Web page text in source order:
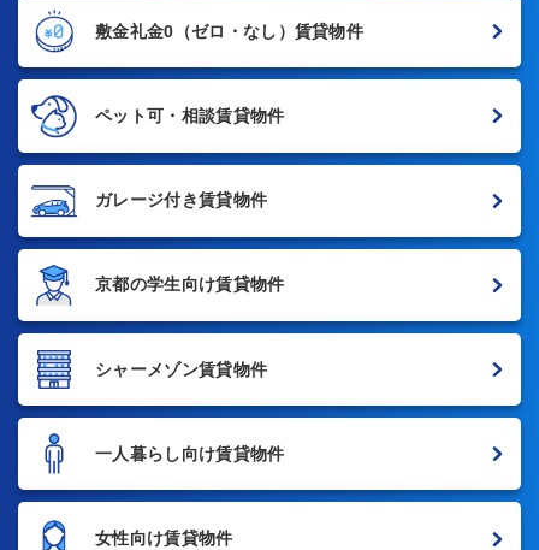
敷金礼金0 （ゼロ・なし）賃貸物件
ペット可・相談賃貸物件
ガレージ付き賃貸物件
京都の学生向け賃貸物件
シャーメゾン賃貸物件
一人暮らし向け賃貸物件
女性向け賃貸物件